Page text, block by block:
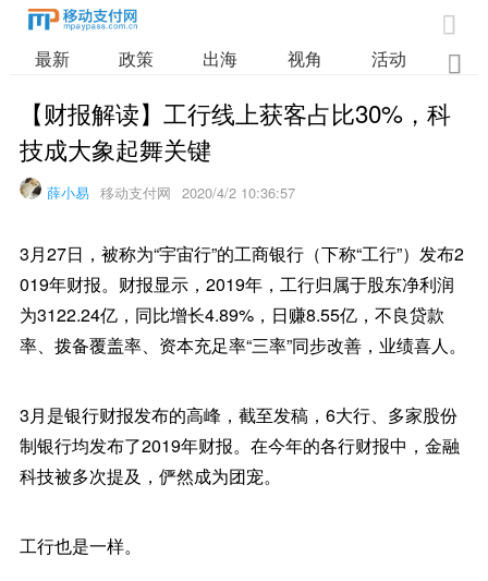

最新 政策 出海 视角 活动 业

【财报解读】工行线上获客占比30%，科
技成大象起舞关键
薛小易 移动支付网 2020/4/2 10:36:57
3月27日，被称为“宇宙行”的工商银行（下称“工行”）发布2
019年财报。财报显示，2019年，工行归属于股东净利润
为3122.24亿，同比增长4.89%，日赚8.55亿，不良贷款
率、拨备覆盖率、资本充足率“三率”同步改善，业绩喜人。
3月是银行财报发布的高峰，截至发稿，6大行、多家股份
制银行均发布了2019年财报。在今年的各行财报中，金融
科技被多次提及，俨然成为团宠。
工行也是一样。